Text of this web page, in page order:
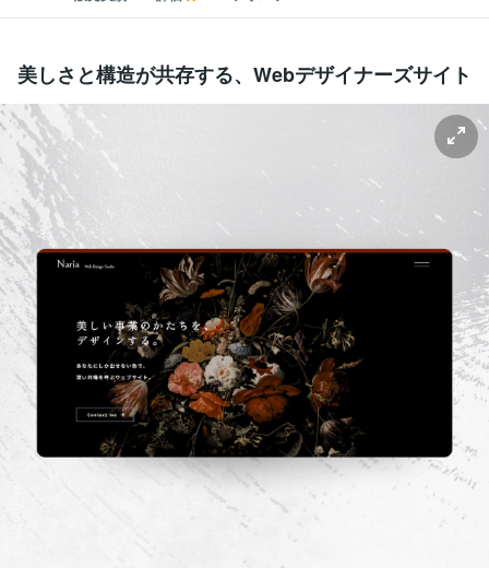
美しさと構造が共存する、Webデザイナーズサイト